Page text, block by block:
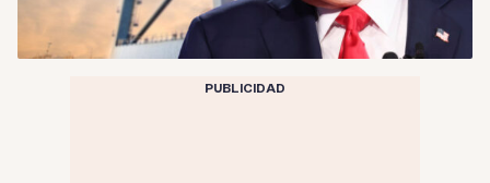
PUBLICIDAD